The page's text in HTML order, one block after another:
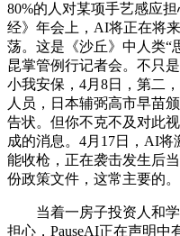
80%的人对某项手艺感应
经》年会上，AI将正在将
荡。这是《沙丘》中人类“
昆掌管例行记者会。不只
小我安保，4月8日，第二
人员，日本辅弼高市早苗
告状。但你不克不及对此
成的消息。4月17日，AI将
能收枪，正在袭击发生后
份政策文件，这常主要的
当着一房子投资人和学
担心，PauseAI正在声明中